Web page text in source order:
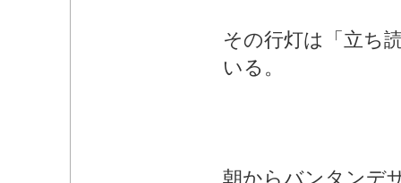
その行灯は「立ち
いる。
朝からバンタンデ